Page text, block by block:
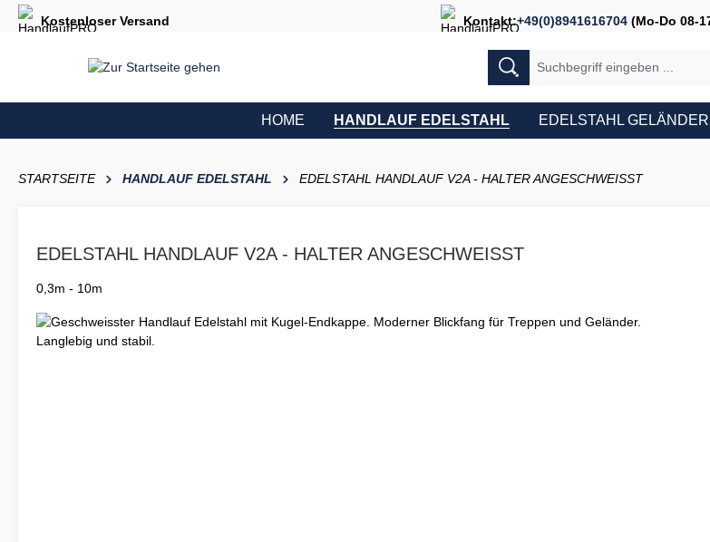
springen Zur Hauptnavigation springen
Kostenloser Versand Kontakt:+49(0)8941616704(Mo-Do 08-
HOME HANDLAUF EDELSTAHL EDELSTAHL GELÄNDER
STARTSEITE HANDLAUF EDELSTAHL EDELSTAHL HANDLAUF V2A - HALTER ANGESCHWEISST
EDELSTAHL HANDLAUF V2A - HALTER ANGESCHWEISST
0,3m - 10m